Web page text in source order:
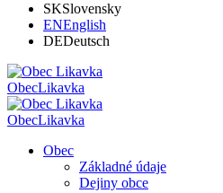
SKSlovensky
ENEnglish
DEDeutsch
ObecLikavka
ObecLikavka
Obec
Základné údaje
Dejiny obce